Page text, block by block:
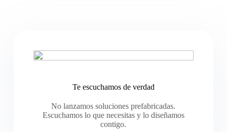
Te escuchamos de verdad
No lanzamos soluciones prefabricadas.
Escuchamos lo que necesitas y lo diseñamos
contigo.